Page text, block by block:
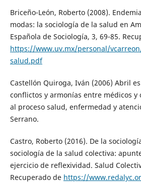
Briceño-León, Roberto (2008).
modas: la sociología de la salud en
Española de Sociología, 3, 69-85.
https://www.uv.mx/personal/
salud.pdf
Castellón Quiroga, Iván (2006) Abril
conflictos y armonías entre médicos y
al proceso salud, enfermedad y
Serrano.
Castro, Roberto (2016). De la
sociología de la salud colectiva:
ejercicio de reflexividad. Salud
Recuperado de https://